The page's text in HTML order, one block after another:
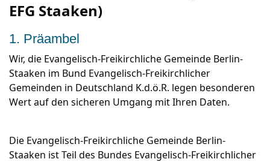
EFG Staaken)
1. Präambel
Wir, die Evangelisch-Freikirchliche Gemeinde Berlin-
Staaken im Bund Evangelisch-Freikirchlicher
Gemeinden in Deutschland K.d.ö.R. legen besonderen
Wert auf den sicheren Umgang mit Ihren Daten.
Die Evangelisch-Freikirchliche Gemeinde Berlin-
Staaken ist Teil des Bundes Evangelisch-Freikirchlicher